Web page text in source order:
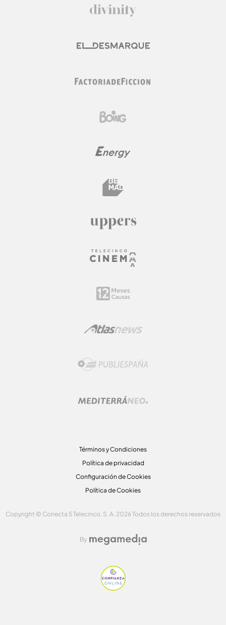
Términos y Condiciones
Política de privacidad
Configuración de Cookies
Política de Cookies
Copyright © Conecta 5 Telecinco, S. A. 2026 Todos los derechos reservados
By